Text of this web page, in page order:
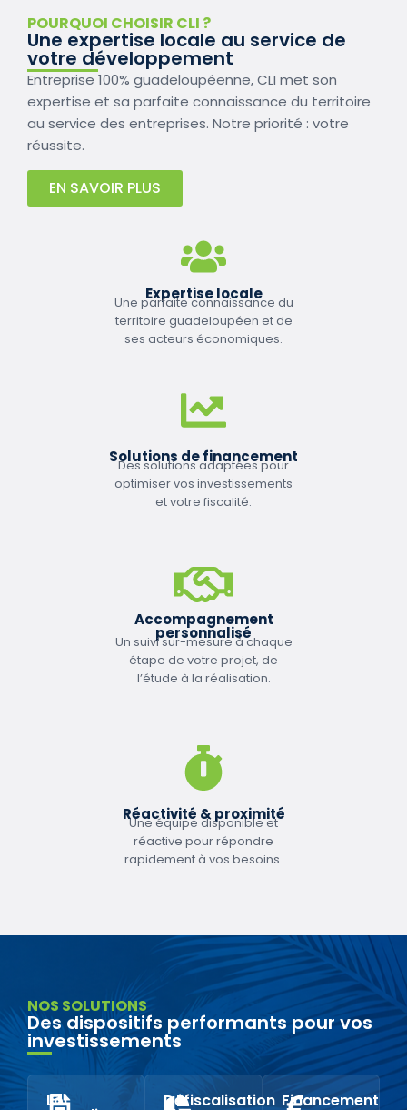
POURQUOI CHOISIR CLI ?
Une expertise locale au service de
votre développement
Entreprise 100% guadeloupéenne, CLI met son
expertise et sa parfaite connaissance du territoire
au service des entreprises. Notre priorité : votre
réussite.
EN SAVOIR PLUS
Expertise locale
Une parfaite connaissance du
territoire guadeloupéen et de
ses acteurs économiques.
Solutions de financement
Des solutions adaptées pour
optimiser vos investissements
et votre fiscalité.
Accompagnement
personnalisé
Un suivi sur-mesure à chaque
étape de votre projet, de
l’étude à la réalisation.
Réactivité & proximité
Une équipe disponible et
réactive pour répondre
rapidement à vos besoins.
NOS SOLUTIONS
Des dispositifs performants pour vos
investissements
Loi Défiscalisation Financement